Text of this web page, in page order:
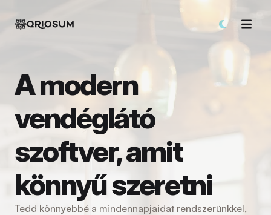
A modern
vendéglátó
szoftver, amit
könnyű szeretni
Tedd könnyebbé a mindennapjaidat rendszerünkkel,